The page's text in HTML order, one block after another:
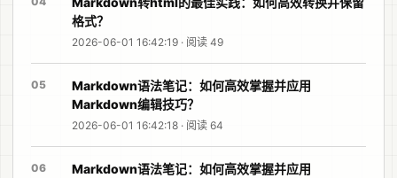
格式？
2026-06-01 16:42:19 · 阅读 49
05
Markdown语法笔记：如何高效掌握并应用
Markdown编辑技巧？
2026-06-01 16:42:18 · 阅读 64
06
Markdown语法笔记：如何高效掌握并应用